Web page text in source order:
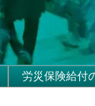
労災保険給付